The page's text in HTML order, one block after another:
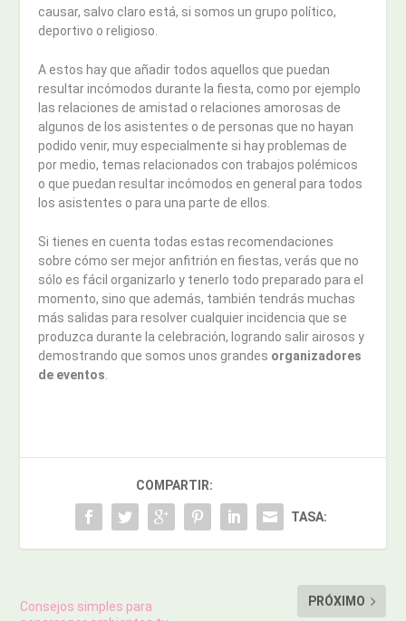
causar, salvo claro está, si somos un grupo político,
deportivo o religioso.
A estos hay que añadir todos aquellos que puedan
resultar incómodos durante la fiesta, como por ejemplo
las relaciones de amistad o relaciones amorosas de
algunos de los asistentes o de personas que no hayan
podido venir, muy especialmente si hay problemas de
por medio, temas relacionados con trabajos polémicos
o que puedan resultar incómodos en general para todos
los asistentes o para una parte de ellos.
Si tienes en cuenta todas estas recomendaciones
sobre cómo ser mejor anfitrión en fiestas, verás que no
sólo es fácil organizarlo y tenerlo todo preparado para el
momento, sino que además, también tendrás muchas
más salidas para resolver cualquier incidencia que se
produzca durante la celebración, logrando salir airosos y
demostrando que somos unos grandes organizadores
de eventos.
COMPARTIR:
TASA:
Consejos simples para
PRÓXIMO